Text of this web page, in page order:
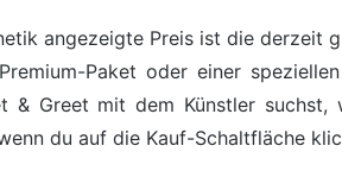
angezeigte Preis ist die derzeit
Paket oder einer
& Greet mit dem Künstler
du auf die Kauf-Schaltfläche